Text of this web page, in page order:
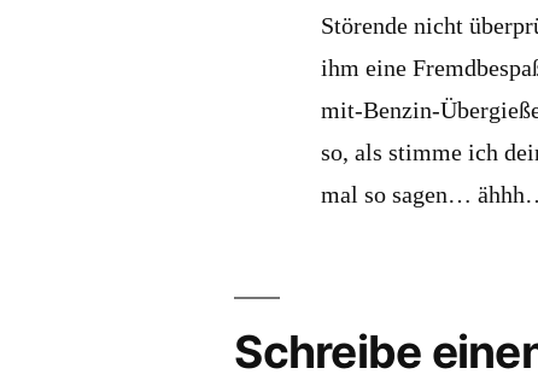
Störende nicht
ihm eine
mit-Benzin-
so, als stimme ich
mal so sagen…
Schreibe